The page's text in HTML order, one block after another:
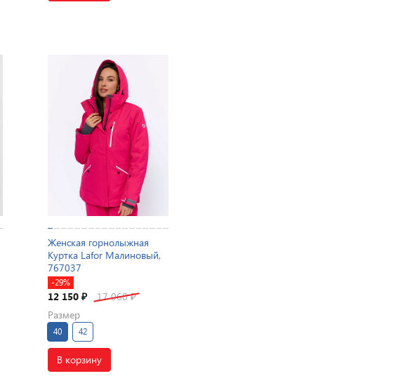
Женская горнолыжная
Куртка Lafor Малиновый,
767037
-29%
12 150 ₽ 17 060₽
Размер
40 42
В корзину